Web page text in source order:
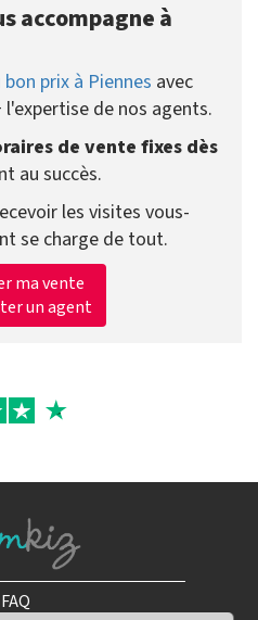
accompagne à
prix à Piennes avec
de nos agents.
de vente fixes dès
au succès.
les visites vous-
se charge de tout.
ma vente
un agent
FAQ